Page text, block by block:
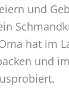
und
hat im
und